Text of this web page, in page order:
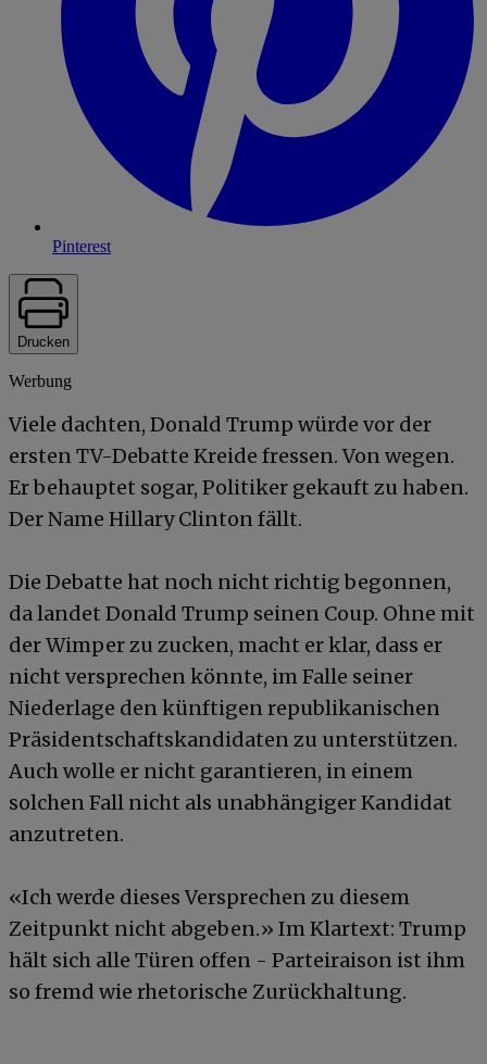
Pinterest
Drucken
Werbung
Viele dachten, Donald Trump würde vor der
ersten TV-Debatte Kreide fressen. Von wegen.
Er behauptet sogar, Politiker gekauft zu haben.
Der Name Hillary Clinton fällt.
Die Debatte hat noch nicht richtig begonnen,
da landet Donald Trump seinen Coup. Ohne mit
der Wimper zu zucken, macht er klar, dass er
nicht versprechen könnte, im Falle seiner
Niederlage den künftigen republikanischen
Präsidentschaftskandidaten zu unterstützen.
Auch wolle er nicht garantieren, in einem
solchen Fall nicht als unabhängiger Kandidat
anzutreten.
«Ich werde dieses Versprechen zu diesem
Zeitpunkt nicht abgeben.» Im Klartext: Trump
hält sich alle Türen offen - Parteiraison ist ihm
so fremd wie rhetorische Zurückhaltung.